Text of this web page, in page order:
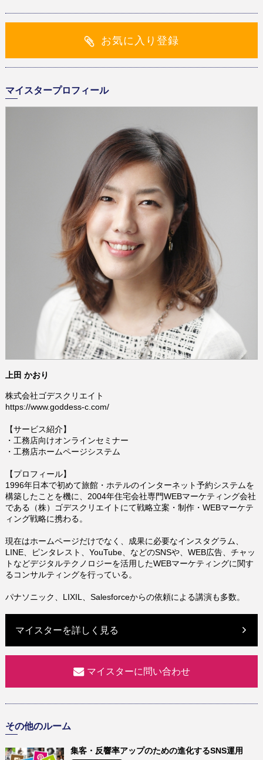
お気に入り登録
マイスタープロフィール
上田 かおり
株式会社ゴデスクリエイト
https://www.goddess-c.com/
【サービス紹介】
・ 工務店向けオンラインセミナー
・ 工務店ホームページシステム
【プロフィール】
1996年日本で初めて旅館・ホテルのインターネット予約システムを
構築したことを機に、2004年住宅会社専門WEBマーケティング会社
である（株）ゴデスクリエイトにて戦略立案・制作・WEBマーケテ
ィング戦略に携わる。
現在はホームページだけでなく、成果に必要なインスタグラム、
LINE、ピンタレスト、YouTube、などのSNSや、WEB広告、チャッ
トなどデジタルテクノロジーを活用したWEBマーケティングに関す
るコンサルティングを行っている。
パナソニック、LIXIL、Salesforceからの依頼による講演も多数。
マイスターを詳しく見る
マイスターに問い合わせ
その他のルーム
集客・反響率アップのための進化するSNS運用